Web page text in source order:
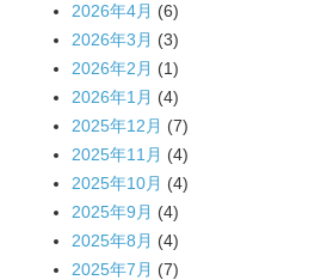
2026年4月 (6)
2026年3月 (3)
2026年2月 (1)
2026年1月 (4)
2025年12月 (7)
2025年11月 (4)
2025年10月 (4)
2025年9月 (4)
2025年8月 (4)
2025年7月 (7)